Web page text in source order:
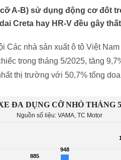
A-B) sử dụng động cơ đốt
Creta hay HR-V đều gây
Các nhà sản xuất ô tô Việt Nam
trong tháng 5/2025, tăng
thị trường với 50,7% tổng